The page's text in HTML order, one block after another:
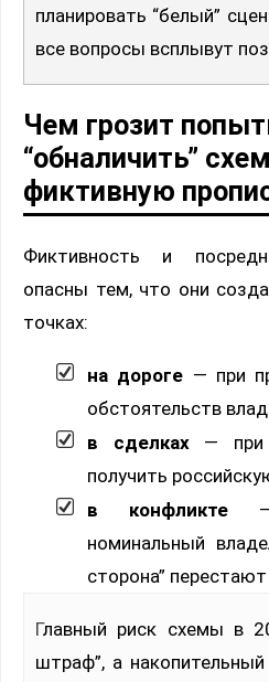
планировать “белый”
все вопросы всплывут
Чем грозит
“обналичить”
фиктивную
Фиктивность и
опасны тем, что они
точках:
на дороге — при
обстоятельств
в сделках— при
получить
в конфликте —
номинальный
сторона”
Главный риск схемы в 2026 году — не “один
штраф”, а